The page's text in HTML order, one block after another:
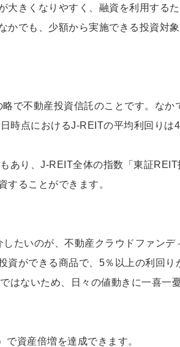
大きくなりやすく、融資を利用する
かでも、少額から実施できる投資対
で不動産投資信託のことです。なか
時点におけるJ-REITの平均利回りは
あり、J-REIT全体の指数「東証
することができます。
たいのが、不動産クラウドファンデ
資ができる商品で、5％以上の利回り
はないため、日々の値動きに一喜一
資産倍増を達成できます。